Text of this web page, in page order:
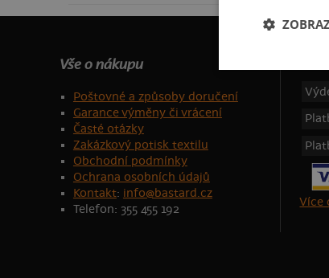
Vše o nákupu
Poštovné a způsoby doručení
Garance výměny či vrácení
Časté otázky
Zakázkový potisk textilu
Obchodní podmínky
Ochrana osobních údajů
Kontakt: info@bastard.cz
Telefon: 355 455 192
Více